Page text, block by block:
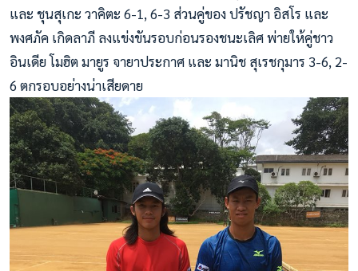
และ ชุนสุเกะ วาคิตะ 6-1, 6-3 ส่วนคู่ของ ปรัชญา อิสโร และ
พงศภัค เกิดลาภี ลงแข่งขันรอบก่อนรองชนะเลิศ พ่ายให้คู่ชาว
อินเดีย โมฮิต มายูร จายาประกาศ และ มานิช สุเรชกุมาร 3-6, 2-
6 ตกรอบอย่างน่าเสียดาย